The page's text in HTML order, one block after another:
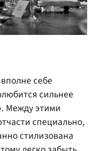
себе
сильнее
Между этими
специально,
стилизована